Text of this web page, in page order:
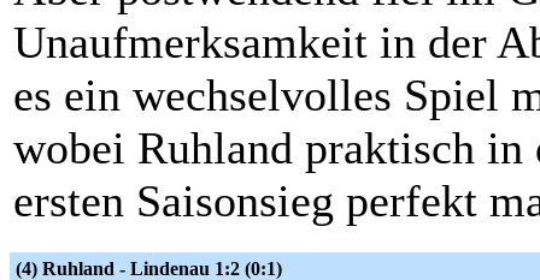
Unaufmerksamkeit in der
es ein wechselvolles Spiel
wobei Ruhland praktisch in
ersten Saisonsieg perfekt
(4) Ruhland - Lindenau 1:2 (0:1)